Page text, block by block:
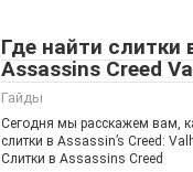
Где найти слитки
Assassins Creed
Гайды
Сегодня мы расскажем вам,
слитки в Assassin’s Creed:
Слитки в Assassins Creed